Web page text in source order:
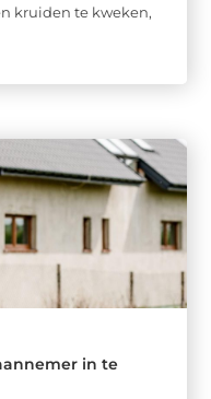
kruiden te kweken,
in te